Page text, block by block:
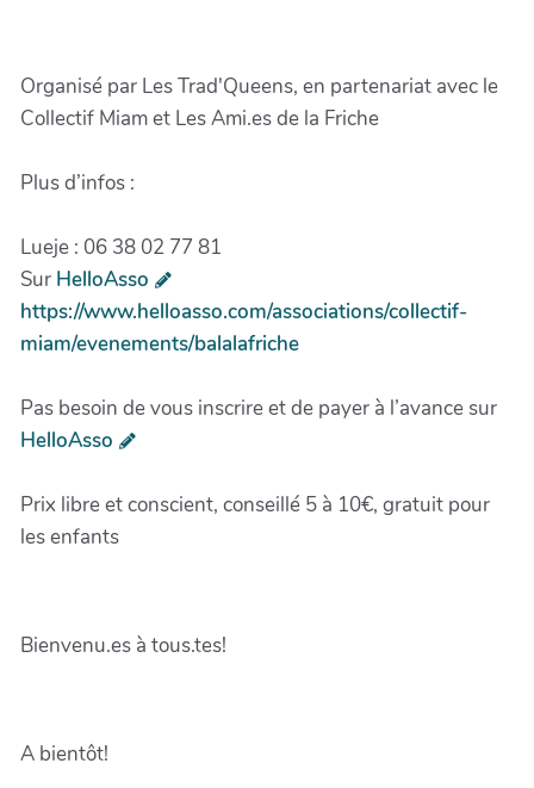
Organisé par Les Trad'Queens, en partenariat avec le
Collectif Miam et Les Ami.es de la Friche
Plus d’infos :
Lueje : 06 38 02 77 81
Sur HelloAsso
https://www.helloasso.com/associations/collectif-
miam/evenements/balalafriche
Pas besoin de vous inscrire et de payer à l’avance sur
HelloAsso
Prix libre et conscient, conseillé 5 à 10€, gratuit pour
les enfants
Bienvenu.es à tous.tes!
A bientôt!